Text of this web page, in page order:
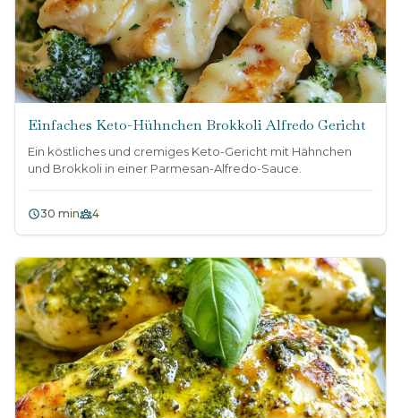
Einfaches Keto-Hühnchen Brokkoli Alfredo Gericht
Ein köstliches und cremiges Keto-Gericht mit Hähnchen
und Brokkoli in einer Parmesan-Alfredo-Sauce.
30 min 4